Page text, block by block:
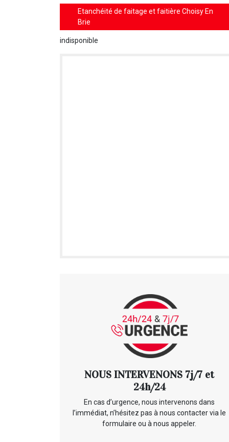
Etanchéité de faitage et faitière Choisy En
Brie
indisponible
NOUS INTERVENONS 7j/7 et
24h/24
En cas d’urgence, nous intervenons dans
l’immédiat, n’hésitez pas à nous contacter via le
formulaire ou à nous appeler.